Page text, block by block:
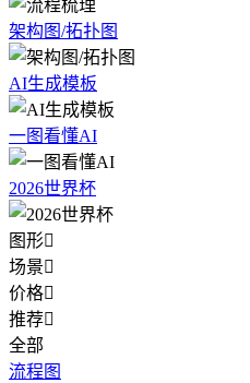
架构图/拓扑图
AI生成模板
一图看懂AI
2026世界杯
图形
场景
价格
推荐
全部
流程图